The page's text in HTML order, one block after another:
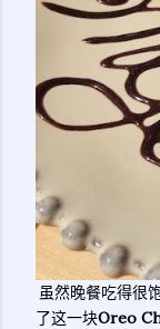
虽然晚餐吃得很
了这一块Oreo